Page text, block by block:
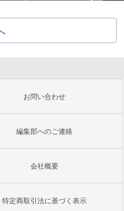
お問い合わせ
編集部へのご連絡
会社概要
特定商取引法に基づく表示